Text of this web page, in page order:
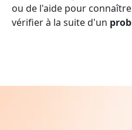
ou de l'aide pour
vérifier à la suite d'un